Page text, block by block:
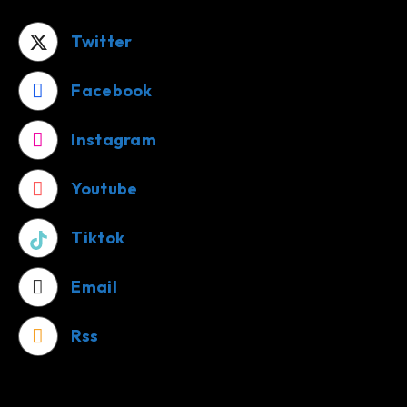
Twitter
Facebook
Instagram
Youtube
Tiktok
Email
Rss